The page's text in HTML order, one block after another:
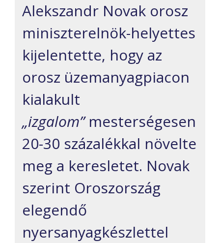
Alekszandr Novak orosz
miniszterelnök-helyettes
kijelentette, hogy az
orosz üzemanyagpiacon
kialakult
„izgalom”mesterségesen
20-30 százalékkal növelte
meg a keresletet. Novak
szerint Oroszország
elegendő
nyersanyagkészlettel